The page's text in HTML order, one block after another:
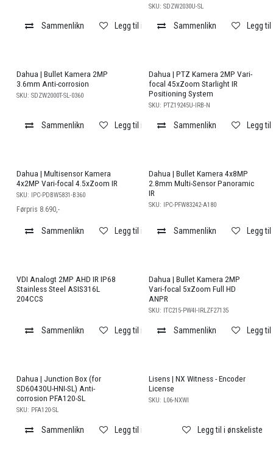
Sammenlikn Legg til i ønskeliste
SKU: SDZW2030U-SL
Sammenlikn Legg
Dahua | Bullet Kamera 2MP
3.6mm Anti-corrosion
SKU: SDZW2000T-SL-0360
Sammenlikn Legg til i ønskeliste
Dahua | PTZ Kamera 2MP Vari-
focal 45xZoom Starlight IR
Positioning System
SKU: PTZ19245U-IRB-N
Sammenlikn Legg
Salg
Dahua | Multisensor Kamera
4x2MP Vari-focal 4.5xZoom IR
SKU: IPC-PDBW5831-B360
Førpris 8.690,-
Sammenlikn Legg til i ønskeliste
Dahua | Bullet Kamera 4x8MP
2.8mm Multi-Sensor Panoramic
IR
SKU: IPC-PFW83242-A180
Sammenlikn Legg
VDI Analogt 2MP AHD IR IP68
Stainless Steel ASIS316L
204CCS
Sammenlikn Legg til i ønskeliste
Dahua | Bullet Kamera 2MP
Vari-focal 5xZoom Full HD
ANPR
SKU: ITC215-PW4I-IRLZF27135
Sammenlikn Legg
Dahua | Junction Box (for
SD60430U-HNI-SL) Anti-
corrosion PFA120-SL
SKU: PFA120-SL
Sammenlikn Legg til i ønskeliste
Lisens | NX Witness - Encoder
License
SKU: L06-NXWI
Legg til i ønskeliste